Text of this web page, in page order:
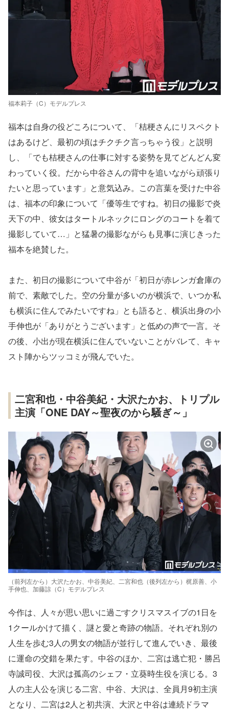
福本莉子（C）モデルプレス
福本は自身の役どころについて、「桔梗さんにリスペクト
はあるけど、最初の頃はチクチク言っちゃう役」と説明
し、「でも桔梗さんの仕事に対する姿勢を見てどんどん変
わっていく役。だから中谷さんの背中を追いながら頑張り
たいと思っています」と意気込み。この言葉を受けた中谷
は、福本の印象について「優等生ですね。初日の撮影で炎
天下の中、彼女はタートルネックにロングのコートを着て
撮影していて…」と猛暑の撮影ながらも見事に演じきった
福本を絶賛した。
また、初日の撮影について中谷が「初日が赤レンガ倉庫の
前で、素敵でした。空の分量が多いのが横浜で、いつか私
も横浜に住んでみたいですね」とも語ると、横浜出身の小
手伸也が「ありがとうございます」と低めの声で一言。そ
の後、小出が現在横浜に住んでいないことがバレて、キャ
スト陣からツッコミが飛んでいた。
二宮和也・中谷美紀・大沢たかお、トリプル
主演「ONE DAY～聖夜のから騒ぎ～」
（前列左から）大沢たかお、中谷美紀、二宮和也（後列左から）梶原善、小
手伸也、加藤諒（C）モデルプレス
今作は、人々が思い思いに過ごすクリスマスイブの1日を
1クールかけて描く、謎と愛と奇跡の物語。それぞれ別の
人生を歩む3人の男女の物語が並行して進んでいき、最後
に運命の交錯を果たす。中谷のほか、二宮は逃亡犯・勝呂
寺誠司役、大沢は孤高のシェフ・立葵時生役を演じる。3
人の主人公を演じる二宮、中谷、大沢は、全員月9初主演
となり、二宮は2人と初共演、大沢と中谷は連続ドラマ